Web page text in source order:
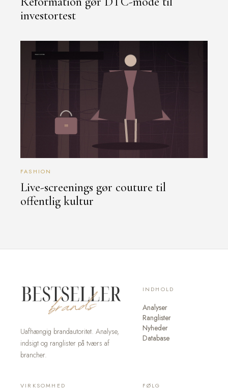
investortest
FASHION
Live-screenings gør couture til
offentlig kultur
Uafhængig brandautoritet. Analyse,
indsigt og ranglister på tværs af
brancher.
INDHOLD
Analyser
Ranglister
Nyheder
Database
VIRKSOMHED FØLG